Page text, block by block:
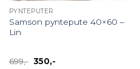
PYNTEPUTER
Samson pyntepute 40×60 –
Lin
699,- Opprinnelig
350,-Nåværende